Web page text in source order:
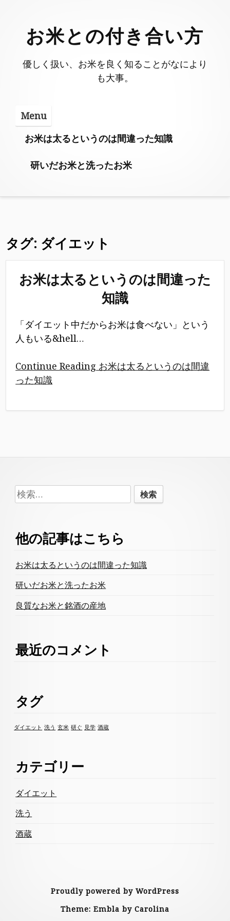
contentお米との付き合い方
優しく扱い、お米を良く知ることがなにより
も大事。
Menu
お米は太るというのは間違った知識
研いだお米と洗ったお米
タグ: ダイエット
お米は太るというのは間違った
知識
「ダイエット中だからお米は食べない」という
人もいる&hell…
Continue Reading お米は太るというのは間違
った知識
Footer
Content
検
索:
他の記事はこちら
お米は太るというのは間違った知識
研いだお米と洗ったお米
良質なお米と銘酒の産地
最近のコメント
タグ
ダイエット 洗う 玄米 研ぐ 見学 酒蔵
カテゴリー
ダイエット
洗う
酒蔵
Proudly powered by WordPress
Theme: Embla by Carolina